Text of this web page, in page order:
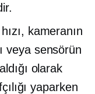
kameranın
veya sensörün
olarak
yaparken